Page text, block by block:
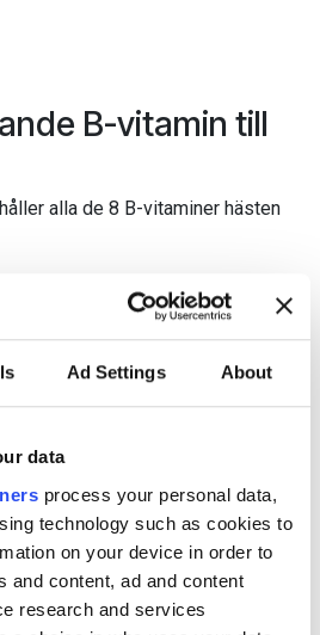
Ad Settings About
data
process your personal data,
technology such as cookies to
on your device in order to
and content, ad and content
research and services
B-vitamin till
alla de 8 B-vitaminer hästen
av B-vitamin och då behöva extra
även behövas vid sjukdom eller
B-vitamin inte produceras som det
av kroppens funktioner, t.ex.
och bildandet av röda